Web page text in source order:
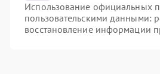
Использование официальных
пользовательскими данными:
восстановление информации